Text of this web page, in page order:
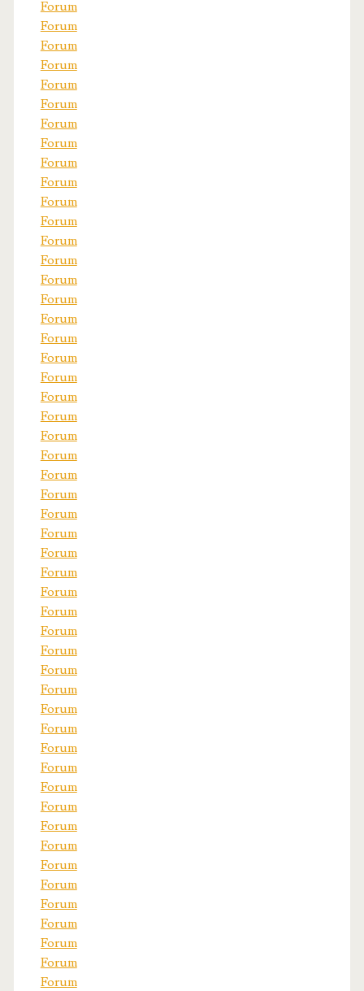
Forum
Forum
Forum
Forum
Forum
Forum
Forum
Forum
Forum
Forum
Forum
Forum
Forum
Forum
Forum
Forum
Forum
Forum
Forum
Forum
Forum
Forum
Forum
Forum
Forum
Forum
Forum
Forum
Forum
Forum
Forum
Forum
Forum
Forum
Forum
Forum
Forum
Forum
Forum
Forum
Forum
Forum
Forum
Forum
Forum
Forum
Forum
Forum
Forum
Forum
Forum